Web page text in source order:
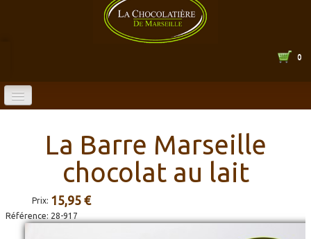
0
BOUTIQUE EN LIGNE
▼
LA CHOCOLATERIE
La Barre Marseille
chocolat au lait
Prix: 15,95 €
Référence: 28-917